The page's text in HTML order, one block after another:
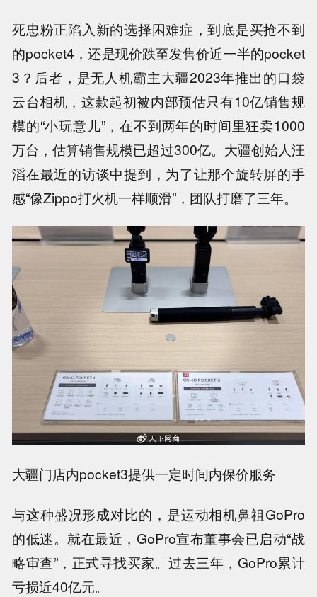
死忠粉正陷入新的选择困难症，到底是买抢不到
的pocket4，还是现价跌至发售价近一半的pocket
3？后者，是无人机霸主大疆2023年推出的口袋
云台相机，这款起初被内部预估只有10亿销售规
模的“小玩意儿”，在不到两年的时间里狂卖1000
万台，估算销售规模已超过300亿。大疆创始人汪
滔在最近的访谈中提到，为了让那个旋转屏的手
感“像Zippo打火机一样顺滑”，团队打磨了三年。
大疆门店内pocket3提供一定时间内保价服务
与这种盛况形成对比的，是运动相机鼻祖GoPro
的低迷。就在最近，GoPro宣布董事会已启动“战
略审查”，正式寻找买家。过去三年，GoPro累计
亏损近40亿元。